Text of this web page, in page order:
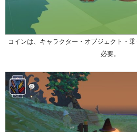
コインは、キャラクター・オブジェクト・
必要。